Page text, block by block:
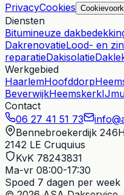
PrivacyCookies
Diensten
Bitumineuze
DakrenovatieLood- en
reparatieDakisolatie
Werkgebied
HaarlemHoofddorp
BeverwijkHeemskerk
Contact
06 27 41 51 73
Bennebroekerdijk
2142 LE Cruquius
KvK 78243831
Ma-vr 08:00-17:30
Spoed 7 dagen per